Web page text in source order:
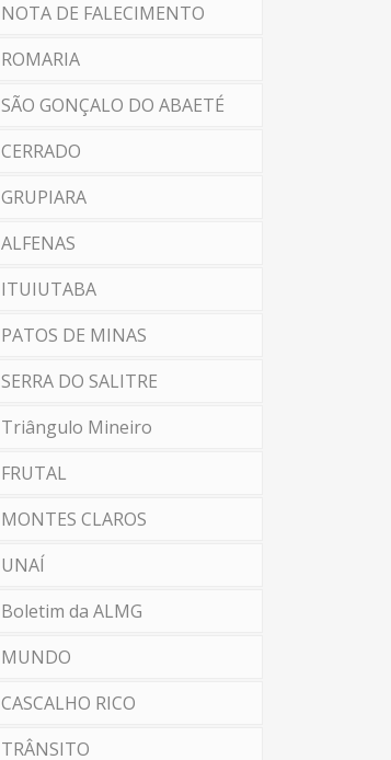
NOTA DE FALECIMENTO
ROMARIA
SÃO GONÇALO DO ABAETÉ
CERRADO
GRUPIARA
ALFENAS
ITUIUTABA
PATOS DE MINAS
SERRA DO SALITRE
Triângulo Mineiro
FRUTAL
MONTES CLAROS
UNAÍ
Boletim da ALMG
MUNDO
CASCALHO RICO
TRÂNSITO